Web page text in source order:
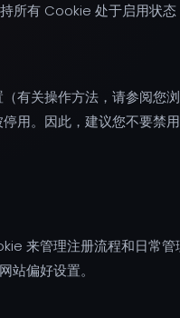
有 Cookie 处于启用状态
有关操作方法，请参阅
用。因此，建议您不要禁
来管理注册流程和日常
站偏好设置。